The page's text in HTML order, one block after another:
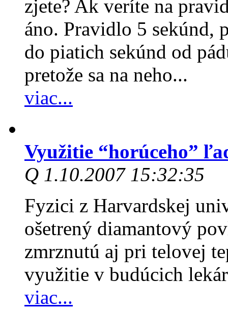
zjete? Ak veríte na
áno. Pravidlo 5 sekúnd,
do piatich sekúnd od
pretože sa na neho...
viac...
Využitie “horúceho”
Q 1.10.2007 15:32:35
Fyzici z Harvardskej
ošetrený diamantový
zmrznutú aj pri telovej
využitie v budúcich
viac...